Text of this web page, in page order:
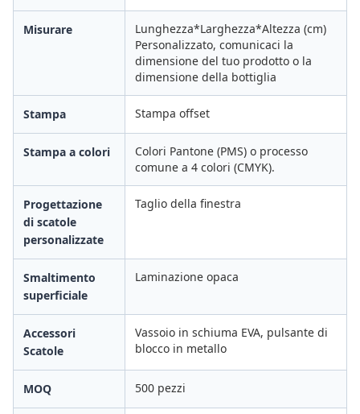
Misurare
Lunghezza*Larghezza*Altezza (cm)
Personalizzato, comunicaci la
dimensione del tuo prodotto o la
dimensione della bottiglia
Stampa Stampa offset
Stampa a colori
Colori Pantone (PMS) o processo
comune a 4 colori (CMYK).
Progettazione
di scatole
personalizzate
Taglio della finestra
Smaltimento
superficiale
Laminazione opaca
Accessori
Scatole
Vassoio in schiuma EVA, pulsante di
blocco in metallo
MOQ 500 pezzi